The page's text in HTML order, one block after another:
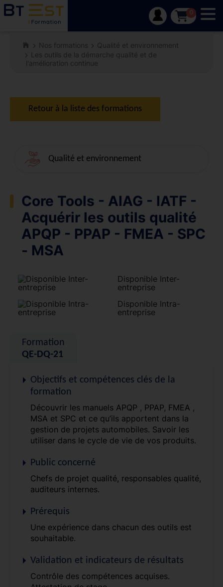
0
Nos formations
Qualité et environnement
Les outils de la démarche qualité et de
l'amélioration continue
Retour à la liste des formations
Qualité et environnement
Core Tools - AIAG - IATF -
Acquérir les outils qualité
APQP - PPAP - FMEA - SPC
- MSA
Disponible Inter-
entreprise
Disponible Intra-
entreprise
Formation
QE-DQ-21
Objectifs et compétences clés de la
formation
Découvrir les manuels APQP , PPAP, FMEA ,
MSA et SPC et ce qu’ils apportent dans la
gestion de projets automobiles. Savoir les
utiliser dans le cycle de vie de vos produits.
Public concerné
Chefs de projet qualité, responsables qualité,
auditeurs internes.
Prérequis
Une expérience dans chacun des outils est
souhaitable.
Validation et indicateurs de résultats
Contrôle des compétences acquises.